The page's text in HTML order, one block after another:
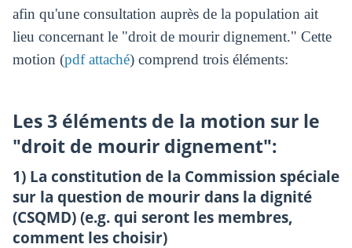
afin qu'une consultation auprès de la population ait
lieu concernant le "droit de mourir dignement." Cette
motion (pdf attaché) comprend trois éléments:
Les 3 éléments de la motion sur le
"droit de mourir dignement":
1) La constitution de la Commission spéciale
sur la question de mourir dans la dignité
(CSQMD) (e.g. qui seront les membres,
comment les choisir)